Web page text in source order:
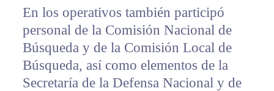
En los operativos también participó
personal de la Comisión Nacional de
Búsqueda y de la Comisión Local de
Búsqueda, así como elementos de la
Secretaría de la Defensa Nacional y de